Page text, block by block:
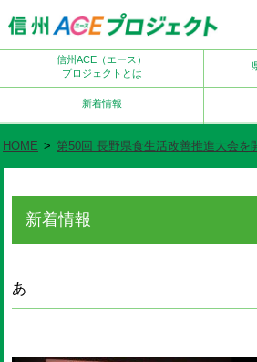
信州ACE（エース）
プロジェクトとは
新着情報
HOME > 第50回 長野県食生活改善推進大会を
新着情報
あ